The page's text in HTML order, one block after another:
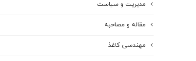
مدیریت و سیاست
مقاله و مصاحبه
مهندسی کاغذ